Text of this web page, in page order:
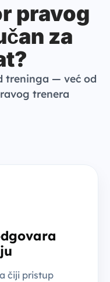
pravog
za
treninga — već od
trenera
čiji pristup